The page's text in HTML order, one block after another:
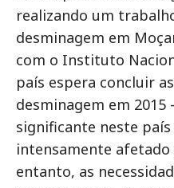
realizando um
desminagem em
com o Instituto
país espera concluir
desminagem em 2015
significante neste
intensamente afetado
entanto, as